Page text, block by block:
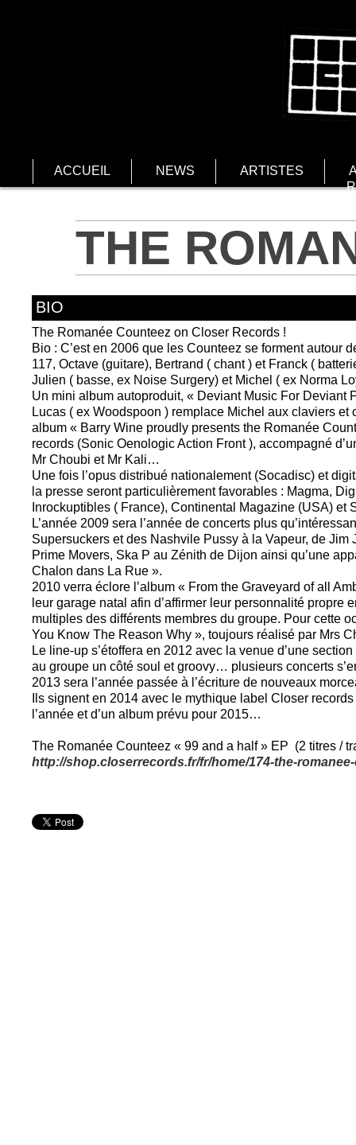
ACCUEIL NEWS ARTISTES
THE
BIO
The Romanée Counteez on Closer Records !
Bio : C’est en 2006 que les Counteez se forment autour
117, Octave (guitare), Bertrand ( chant ) et Franck (
Julien ( basse, ex Noise Surgery) et Michel ( ex Norma
Un mini album autoproduit, « Deviant Music For Deviant
Lucas ( ex Woodspoon ) remplace Michel aux claviers et
album « Barry Wine proudly presents the Romanée
records (Sonic Oenologic Action Front ), accompagné
Mr Choubi et Mr Kali…
Une fois l’opus distribué nationalement (Socadisc) et
la presse seront particulièrement favorables : Magma,
Inrockuptibles ( France), Continental Magazine (USA) et
L’année 2009 sera l’année de concerts plus
Supersuckers et des Nashvile Pussy à la Vapeur, de Jim
Prime Movers, Ska P au Zénith de Dijon ainsi qu’une
Chalon dans La Rue ».
2010 verra éclore l’album « From the Graveyard of all
leur garage natal afin d’affirmer leur personnalité propre
multiples des différents membres du groupe. Pour cette
You Know The Reason Why », toujours réalisé par Mrs
Le line-up s’étoffera en 2012 avec la venue d’une
au groupe un côté soul et groovy… plusieurs concerts
2013 sera l’année passée à l’écriture de nouveaux
Ils signent en 2014 avec le mythique label Closer
l’année et d’un album prévu pour 2015…
The Romanée Counteez « 99 and a half » EP (2 titres /
http://shop.closerrecords.fr/fr/home/174-the-